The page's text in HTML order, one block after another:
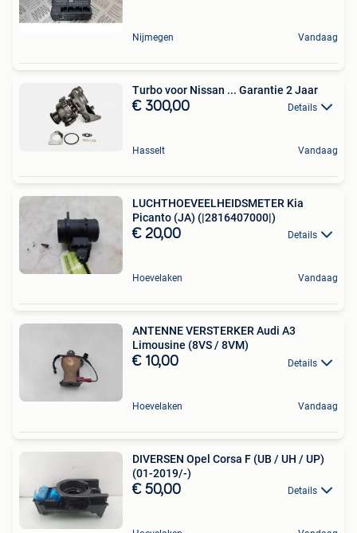
Nijmegen Vandaag
Turbo voor Nissan ... Garantie 2 Jaar
€ 300,00 Details
Hasselt Vandaag
LUCHTHOEVEELHEIDSMETER Kia
Picanto (JA) (|2816407000|)
€ 20,00 Details
Hoevelaken Vandaag
ANTENNE VERSTERKER Audi A3
Limousine (8VS / 8VM)
€ 10,00 Details
Hoevelaken Vandaag
DIVERSEN Opel Corsa F (UB / UH / UP)
(01-2019/-)
€ 50,00 Details